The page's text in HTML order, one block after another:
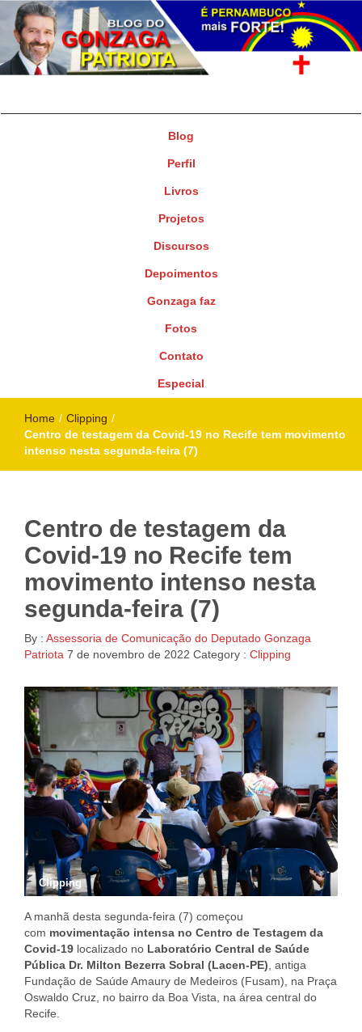
Blog
Perfil
Livros
Projetos
Discursos
Depoimentos
Gonzaga faz
Fotos
Contato
Especial
Home / Clipping /
Centro de testagem da Covid-19 no Recife tem movimento
intenso nesta segunda-feira (7)
Centro de testagem da
Covid-19 no Recife tem
movimento intenso nesta
segunda-feira (7)
By : Assessoria de Comunicação do Deputado Gonzaga
Patriota 7 de novembro de 2022 Category : Clipping
Clipping
A manhã desta segunda-feira (7) começou
com movimentação intensa no Centro de Testagem da
Covid-19 localizado no Laboratório Central de Saúde
Pública Dr. Milton Bezerra Sobral (Lacen-PE) , antiga
Fundação de Saúde Amaury de Medeiros (Fusam), na Praça
Oswaldo Cruz, no bairro da Boa Vista, na área central do
Recife.